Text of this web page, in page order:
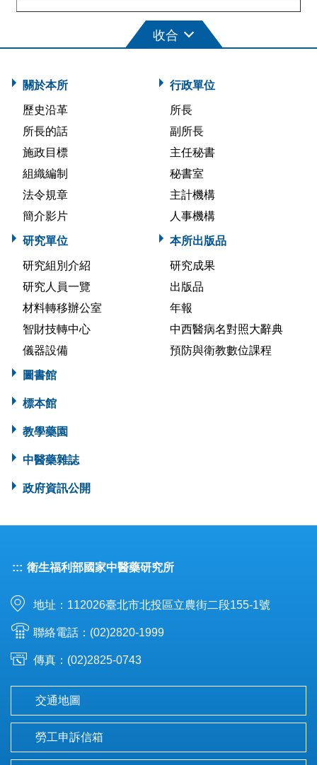
關於本所
歷史沿革
所長的話
施政目標
組織編制
法令規章
簡介影片
行政單位
所長
副所長
主任秘書
秘書室
主計機構
人事機構
研究單位
研究組別介紹
研究人員一覽
材料轉移辦公室
智財技轉中心
儀器設備
本所出版品
研究成果
出版品
年報
中西醫病名對照大辭典
預防與衛教數位課程
圖書館
標本館
教學藥園
中醫藥雜誌
政府資訊公開
::: 衛生福利部國家中醫藥研究所
地址：112026臺北市北投區立農街二段155-1號
聯絡電話：(02)2820-1999
傳真：(02)2825-0743
交通地圖
勞工申訴信箱